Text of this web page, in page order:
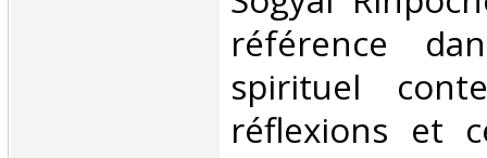
référence
spirituel
réflexions et